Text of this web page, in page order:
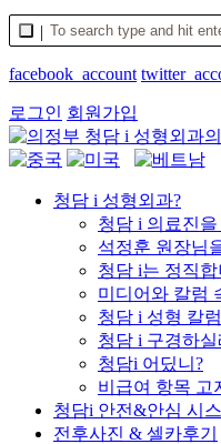
facebook_account
로그인 회원가입
청담 i 성형외과?
청담 i 의료진
석정훈 원장님
청담 i는 정직합
미디어와 칼럼
청담 i 성형 칼럼
청담 i 구경하실
청담i 어딨니?
비급여 항목 고
청담i 안전&안심 시
전후사진 & 셀카후기